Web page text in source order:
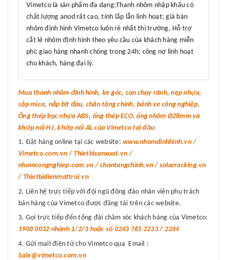
Vimetco là sản phẩm đa dạng;Thanh nhôm nhập khẩu có
chất lượng anod rất cao, tính lắp lẫn linh hoạt; giá bán
nhôm định hình Vimetco luôn rẻ nhất thị trường, Hỗ trợ
cắt lẻ nhôm định hình theo yêu cầu của khách hàng miễn
phí; giao hàng nhanh chóng trong 24h; công nợ linh hoạt
cho khách, hàng đại lý.
Mua thanh nhôm định hình, ke góc, con chạy rãnh, nẹp nhựa,
sập mica, nắp bịt đàu, chân tăng chỉnh, bánh xe công nghiệp,
Ống thép bọc nhựa ABS, ống thép ECO, ống nhôm Ø28mm và
khớp nối HJ, khớp nối AL của Vimetco tại đâu:
Đặt hàng online tại các website: www.nhomdinhhinh.vn /
Vimetco.com.vn / Thietbisanxuat.vn /
nhomcongnghiep.com.vn / chantangchinh.vn / solarracking.vn
/ Thietbidienmattroi.vn
Liên hệ trực tiếp với đội ngũ đông đảo nhân viên phụ trách
bán hàng của Vimetco được đăng tải trên các website.
Gọi trực tiếp đến tổng đài chăm sóc khách hàng của Vimetco:
1900 0032 nhánh 1/2/3 hoặc số 0243 765 2233 / 2244
Gửi mail điện tử cho Vimetco qua Email :
Sale@vimetco.com.vn